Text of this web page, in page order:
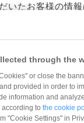
いたお客様の情
ことはありませ
PayPay Corporation. All
through the
or close the
provided in order to
information and
to the cookie
"Cookie Settings" in